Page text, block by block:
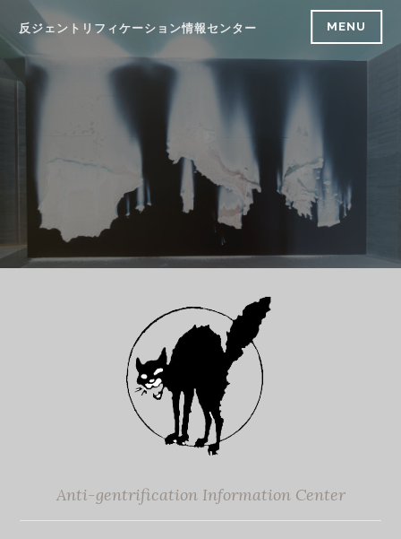
content
反ジェントリフィケーション情報センター MENU
Anti-gentrification Information Center